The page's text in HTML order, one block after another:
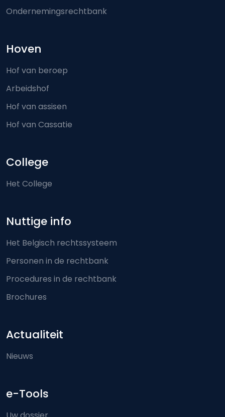
Ondernemingsrechtbank
Hoven
Hof van beroep
Arbeidshof
Hof van assisen
Hof van Cassatie
College
Het College
Nuttige info
Het Belgisch rechtssysteem
Personen in de rechtbank
Procedures in de rechtbank
Brochures
Actualiteit
Nieuws
e-Tools